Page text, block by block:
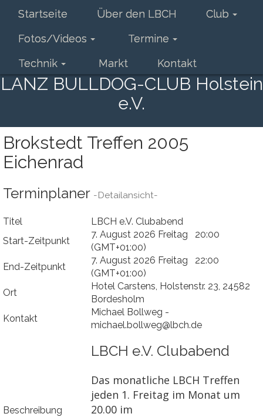
Startseite Über den LBCH
Club
Fotos/Videos
Termine
Technik
Markt Kontakt
LANZ BULLDOG-CLUB Holstein
e.V.
Brokstedt Treffen 2005
Eichenrad
Terminplaner -Detailansicht-
Titel
LBCH e.V. Clubabend
Start-Zeitpunkt
7. August 2026 Freitag 20:00
(GMT+01:00)
End-Zeitpunkt
7. August 2026 Freitag 22:00
(GMT+01:00)
Ort
Hotel Carstens, Holstenstr. 23, 24582
Bordesholm
Kontakt
Michael Bollweg -
michael.bollweg@lbch.de
Beschreibung
LBCH e.V. Clubabend
Das monatliche LBCH Treffen
jeden 1. Freitag im Monat um
20.00 im